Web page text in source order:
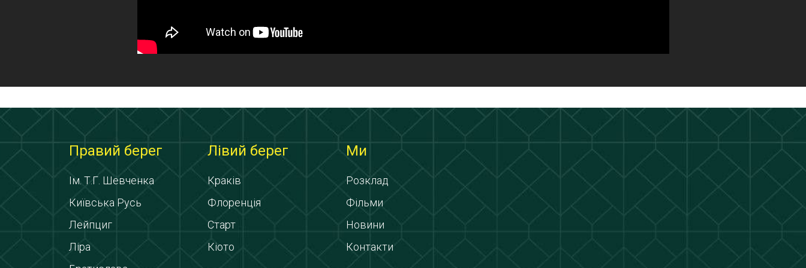
Правий берег
Ім. Т.Г. Шевченка
Київська Русь
Лейпциг
Ліра
Лівий берег
Краків
Флоренція
Старт
Кіото
Ми
Розклад
Фільми
Новини
Контакти